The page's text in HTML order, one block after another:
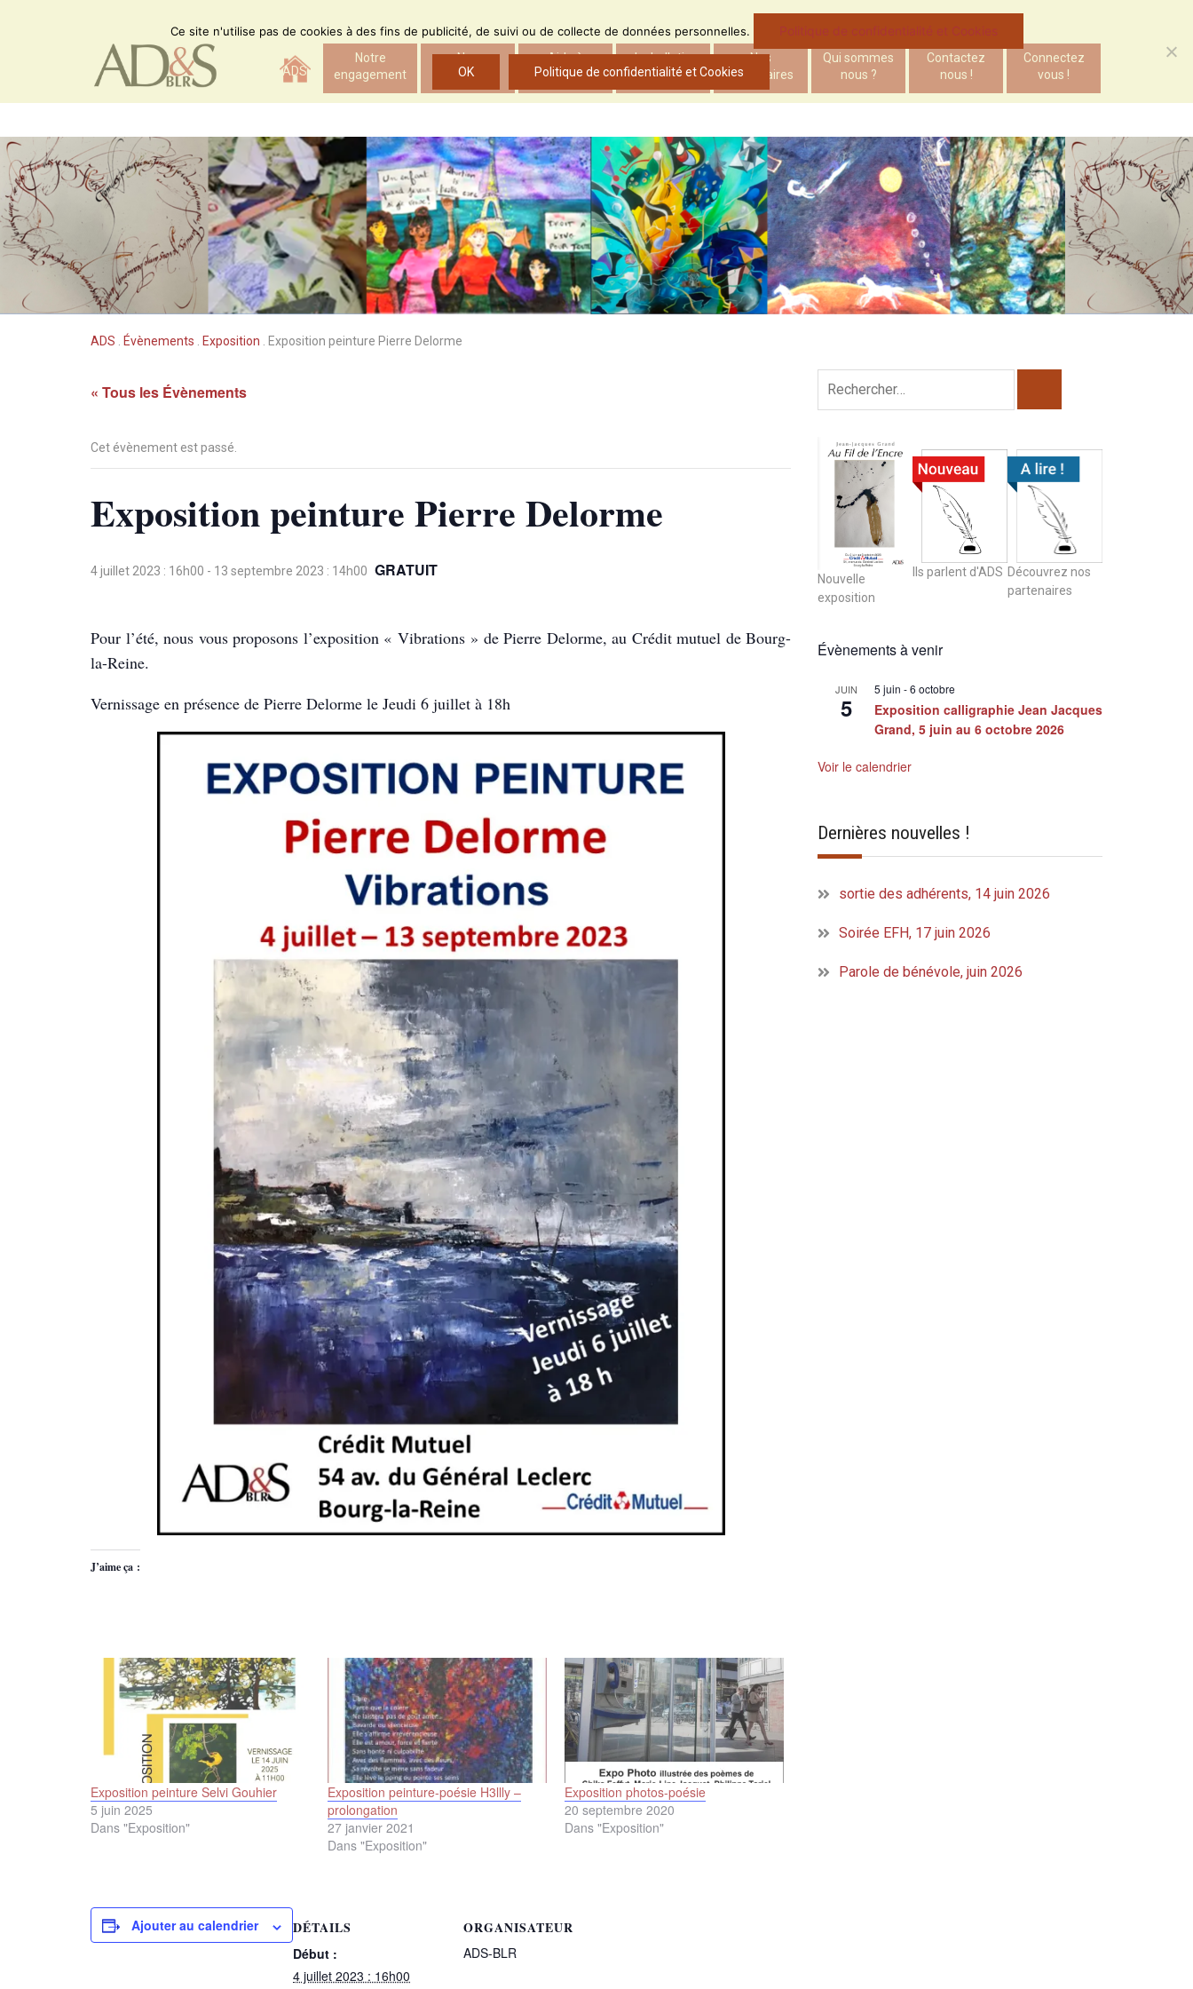
ADS
Notre
engagement
Nos
actions
Aide à
l’insertion
Le bulletin
d’ADS
Nos
partenaires
Qui sommes
nous ?
Contactez
nous !
Connectez
vous !
ADS Évènements Exposition Exposition peinture Pierre Delorme
« Tous les Évènements
Cet évènement est passé.
Exposition peinture Pierre Delorme
4 juillet 2023 : 16h00 - 13 septembre 2023 : 14h00 GRATUIT
Pour l’été, nous vous proposons l’exposition « Vibrations » de Pierre Delorme, au Crédit mutuel de Bourg-
la-Reine.
Vernissage en présence de Pierre Delorme le Jeudi 6 juillet à 18h
J’aime ça :
Exposition peinture Selvi Gouhier
5 juin 2025
Dans "Exposition"
Exposition peinture-poésie H3llly –
prolongation
27 janvier 2021
Dans "Exposition"
Exposition photos-poésie
20 septembre 2020
Dans "Exposition"
Ajouter au calendrier DÉTAILS
Début :
4 juillet 2023 : 16h00
ORGANISATEUR
ADS-BLR
Nouvelle
exposition
Ils parlent d'ADS Découvrez nos
partenaires
Évènements à venir
JUIN
5
5 juin -6 octobre
Exposition calligraphie Jean Jacques
Grand, 5 juin au 6 octobre 2026
Voir le calendrier
Dernières nouvelles !
sortie des adhérents, 14 juin 2026
Soirée EFH, 17 juin 2026
Parole de bénévole, juin 2026
Ce site n'utilise pas de cookies à des fins de publicité, de suivi ou de collecte de données personnelles. Politique de confidentialité et Cookies
OK Politique de confidentialité et Cookies